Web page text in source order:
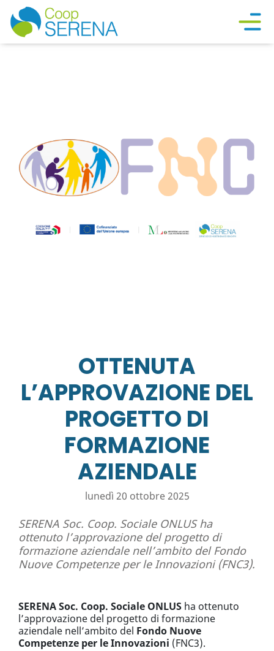
OTTENUTA
L’APPROVAZIONE DEL
PROGETTO DI
FORMAZIONE
AZIENDALE
lunedì 20 ottobre 2025
SERENA Soc. Coop. Sociale ONLUS ha
ottenuto l’approvazione del progetto di
formazione aziendale nell’ambito del Fondo
Nuove Competenze per le Innovazioni (FNC3).
SERENA Soc. Coop. Sociale ONLUS ha ottenuto
l’approvazione del progetto di formazione
aziendale nell’ambito del Fondo Nuove
Competenze per le Innovazioni (FNC3).